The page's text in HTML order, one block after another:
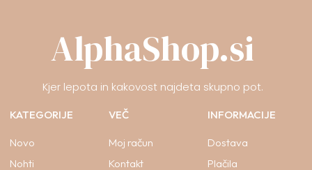
AlphaShop.si
Kjer lepota in kakovost najdeta skupno pot.
KATEGORIJE
Novo
Nohti
VEČ
Moj račun
Kontakt
INFORMACIJE
Dostava
Plačila